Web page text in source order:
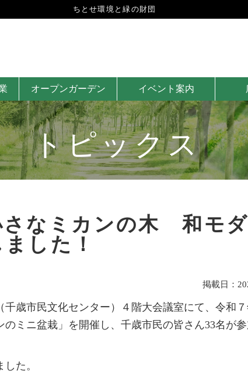
ちとせ環境と緑の財団
オープンガーデン イベント案内
トピックス
さなミカンの木 和モ
した！
掲載日：
歳市民文化センター）４階大会議室にて、令和
ミニ盆栽」を開催し、千歳市民の皆さん33名が
た。